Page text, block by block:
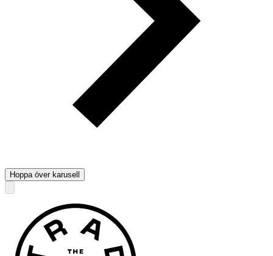
Hoppa över karusell